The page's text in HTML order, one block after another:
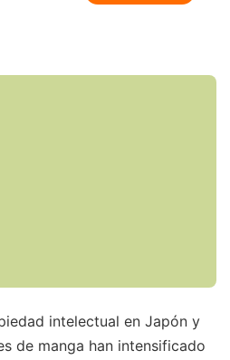
intelectual en Japón y
de manga han intensificado